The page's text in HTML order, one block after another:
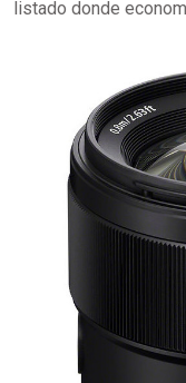
listado donde